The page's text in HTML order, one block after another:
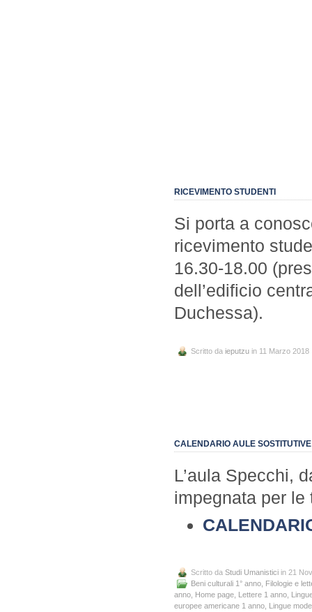
RICEVIMENTO STUDENTI
Si porta a
ricevimento
16.30-18.00
dell’edificio
Duchessa).
Scritto da ieputzu in 11 Marzo 2018
CALENDARIO AULE
L’aula Specchi,
impegnata per
Scritto da Studi Umanistici in 21
Beni culturali 1° anno, Filologie e
anno, Home page, Lettere 1 anno,
europee americane 1 anno, Lingue